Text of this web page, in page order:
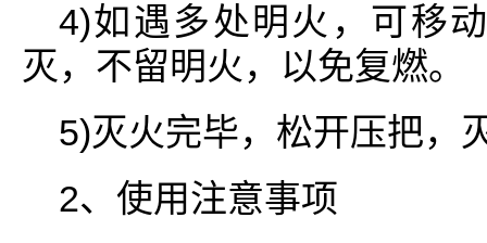
4)如遇多处明火，可移
灭，不留明火，以免复燃。
5)灭火完毕，松开压把，
2、使用注意事项